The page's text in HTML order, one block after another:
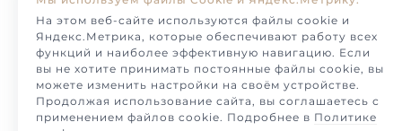
На этом веб-сайте используются файлы cookie и
Яндекс.Метрика, которые обеспечивают работу всех
функций и наиболее эффективную навигацию. Если
вы не хотите принимать постоянные файлы cookie, вы
можете изменить настройки на своём устройстве.
Продолжая использование сайта, вы соглашаетесь с
применением файлов cookie. Подробнее в Политике